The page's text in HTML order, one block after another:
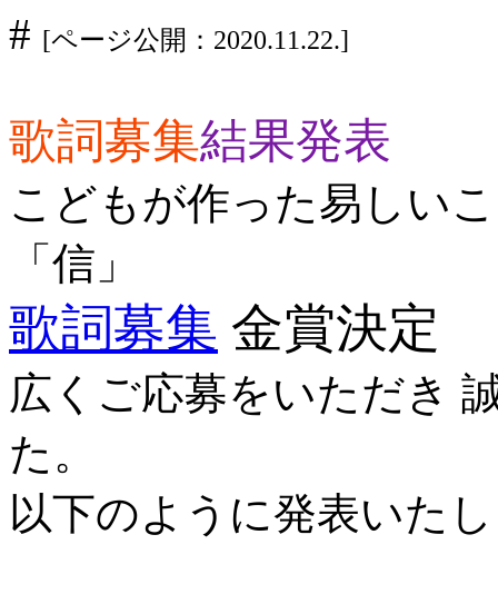
# [ページ公開：2020.11.22.]
歌詞募集結果発表
こどもが作った易しい
「信」
歌詞募集 金賞決定
広くご応募をいただき
た。
以下のように発表いた